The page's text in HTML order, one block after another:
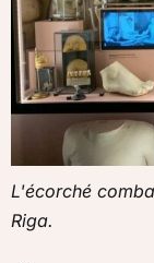
L'écorché
Riga.